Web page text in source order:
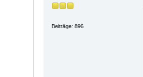
Beiträge: 896